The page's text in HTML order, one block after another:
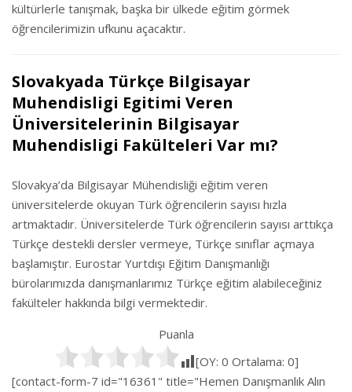
kültürlerle tanışmak, başka bir ülkede eğitim görmek
öğrencilerimizin ufkunu açacaktır.
Slovakyada Türkçe Bilgisayar
Muhendisligi Egitimi Veren
Üniversitelerinin Bilgisayar
Muhendisligi Fakülteleri Var mı?
Slovakya’da Bilgisayar Mühendisliği eğitim veren
üniversitelerde okuyan Türk öğrencilerin sayısı hızla
artmaktadır. Üniversitelerde Türk öğrencilerin sayısı arttıkça
Türkçe destekli dersler vermeye, Türkçe sınıflar açmaya
başlamıştır. Eurostar Yurtdışı Eğitim Danışmanlığı
bürolarımızda danışmanlarımız Türkçe eğitim alabileceğiniz
fakülteler hakkında bilgi vermektedir.
Puanla
[OY: 0 Ortalama: 0]
[contact-form-7 id="16361" title="Hemen Danışmanlık Alın